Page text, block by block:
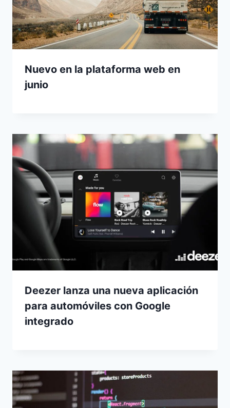
Nuevo en la plataforma web en
junio
Deezer lanza una nueva aplicación
para automóviles con Google
integrado